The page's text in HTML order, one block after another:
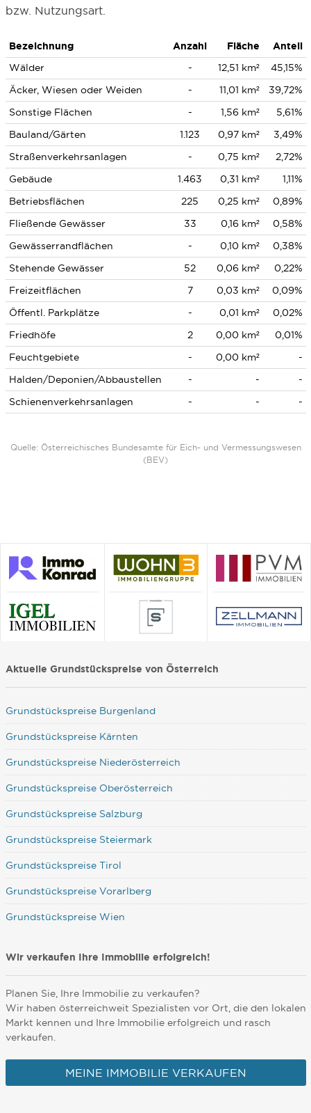
bzw. Nutzungsart.
Bezeichnung Anzahl Fläche
Anteil
Wälder
- 12,51 km²
45,15%
Äcker, Wiesen oder Weiden
- 11,01 km²
39,72%
Sonstige Flächen
- 1,56 km²
5,61%
Bauland/Gärten
1.123 0,97 km²
3,49%
Straßenverkehrsanlagen
- 0,75 km²
2,72%
Gebäude
1.463 0,31 km²
1,11%
Betriebsflächen
225 0,25 km²
0,89%
Fließende Gewässer
33 0,16 km²
0,58%
Gewässerrandflächen
- 0,10 km²
0,38%
Stehende Gewässer
52 0,06 km²
0,22%
Freizeitflächen
7 0,03 km²
0,09%
Öffentl. Parkplätze
- 0,01 km²
0,02%
Friedhöfe
2 0,00 km²
0,01%
Feuchtgebiete
- 0,00 km²
-
Halden/Deponien/Abbaustellen
- -
-
Schienenverkehrsanlagen
- - -
Quelle: Österreichisches Bundesamte für Eich- und Vermessungswesen
(BEV)
Aktuelle Grundstückspreise von Österreich
Grundstückspreise Burgenland
Grundstückspreise Kärnten
Grundstückspreise Niederösterreich
Grundstückspreise Oberösterreich
Grundstückspreise Salzburg
Grundstückspreise Steiermark
Grundstückspreise Tirol
Grundstückspreise Vorarlberg
Grundstückspreise Wien
Wir verkaufen Ihre Immobilie erfolgreich!
Planen Sie, Ihre Immobilie zu verkaufen?
Wir haben österreichweit Spezialisten vor Ort, die den lokalen
Markt kennen und Ihre Immobilie erfolgreich und rasch
verkaufen.
MEINE IMMOBILIE VERKAUFEN